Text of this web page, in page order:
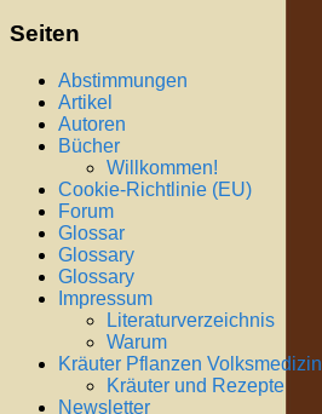
Seiten
Abstimmungen
Artikel
Autoren
Bücher
Willkommen!
Cookie-Richtlinie (EU)
Forum
Glossar
Glossary
Glossary
Impressum
Literaturverzeichnis
Warum
Kräuter Pflanzen Volksmedizin
Kräuter und Rezepte
Newsletter